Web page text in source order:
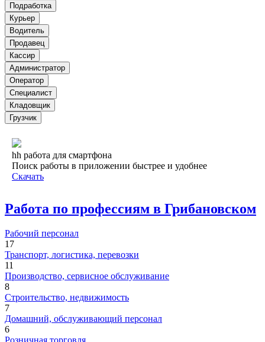
Подработка
Курьер
Водитель
Продавец
Кассир
Администратор
Оператор
Специалист
Кладовщик
Грузчик
hh работа для смартфона
Поиск работы в приложении быстрее и удобнее
Скачать
Работа по профессиям в Грибановском
Рабочий персонал
17
Транспорт, логистика, перевозки
11
Производство, сервисное обслуживание
8
Строительство, недвижимость
7
Домашний, обслуживающий персонал
6